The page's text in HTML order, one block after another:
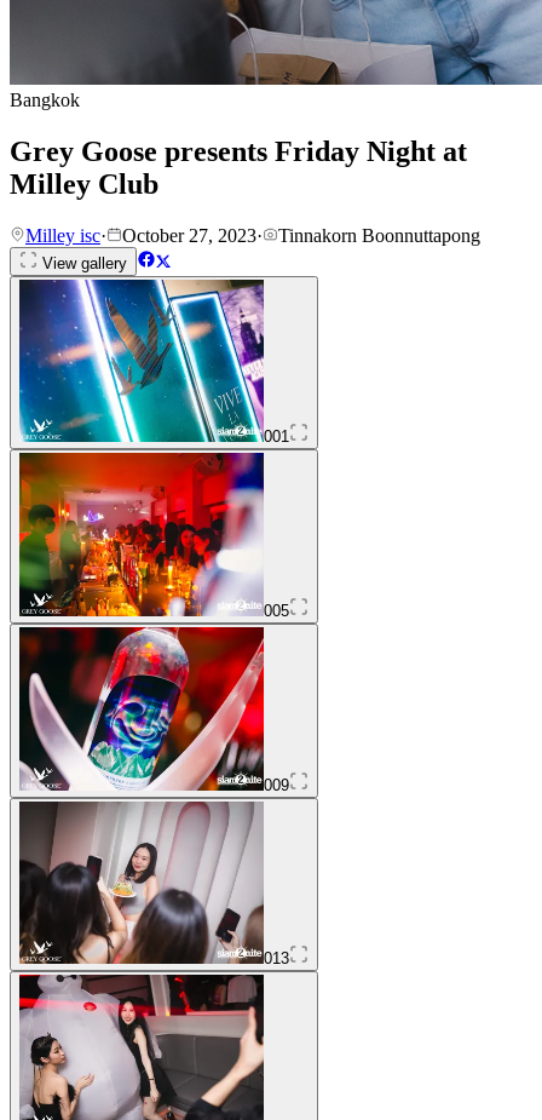
Bangkok
Grey Goose presents Friday Night at
Milley Club
Milley isc· October 27, 2023· Tinnakorn Boonnuttapong
View gallery
001
005
009
013